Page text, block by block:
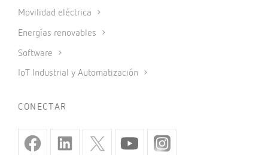
Movilidad eléctrica
Energías renovables
Software
IoT Industrial y Automatización
CONECTAR